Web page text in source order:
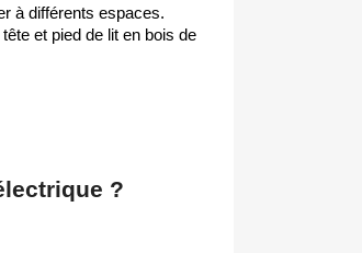
à différents espaces.
et pied de lit en bois de
?